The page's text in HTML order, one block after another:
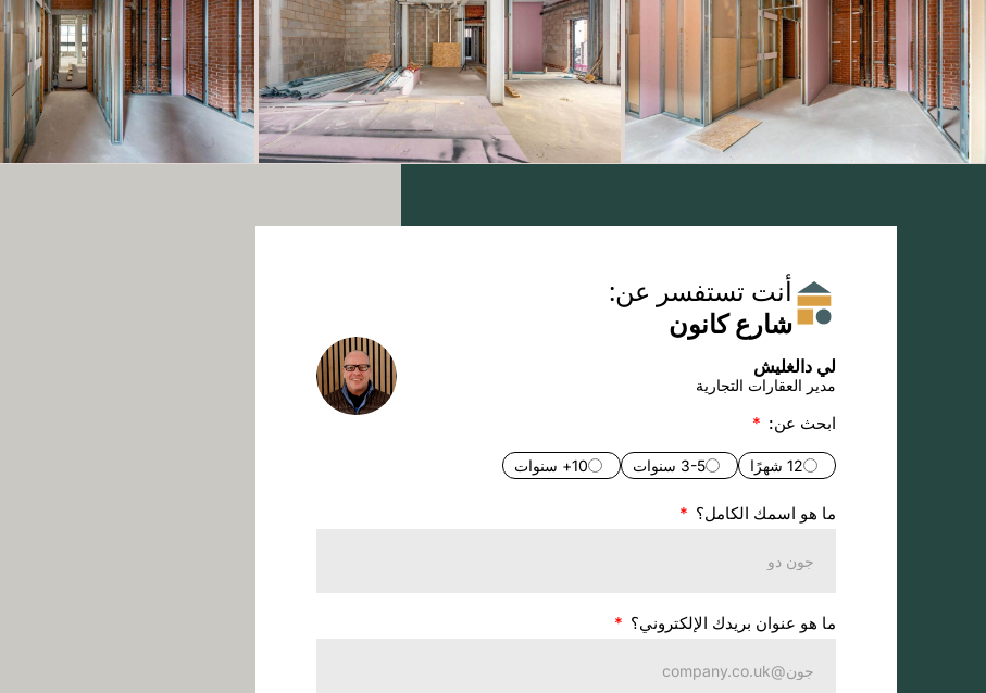
أنت تستفسر عن:
شارع كانون
لي دالغليش
مدير العقارات التجارية
ابحث عن:
12 شهرًا 3-5 سنوات 10+ سنوات
ما هو اسمك الكامل؟
ما هو عنوان بريدك الإلكتروني؟